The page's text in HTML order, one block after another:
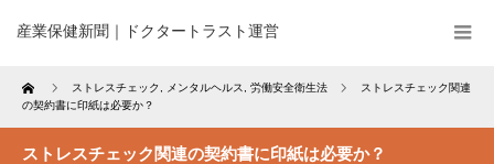
産業保健新聞｜ドクタートラスト運営
Home ストレスチェック メンタルヘルス 労働安全衛生法
ストレスチェック関連
の契約書に印紙は必要か？
ストレスチェック関連の契約書に印紙は必要か？